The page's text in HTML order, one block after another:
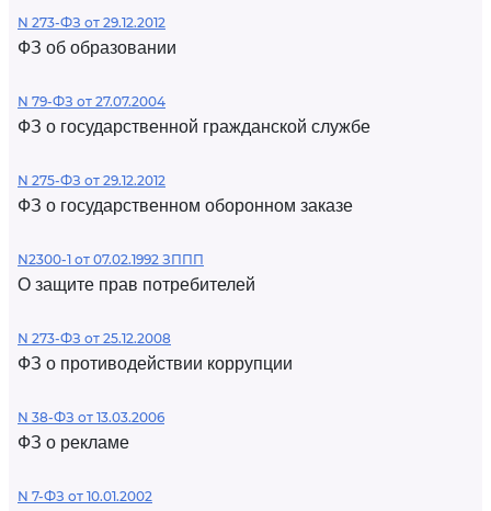
N 273-ФЗ от 29.12.2012
ФЗ об образовании
N 79-ФЗ от 27.07.2004
ФЗ о государственной гражданской службе
N 275-ФЗ от 29.12.2012
ФЗ о государственном оборонном заказе
N2300-1 от 07.02.1992 ЗППП
О защите прав потребителей
N 273-ФЗ от 25.12.2008
ФЗ о противодействии коррупции
N 38-ФЗ от 13.03.2006
ФЗ о рекламе
N 7-ФЗ от 10.01.2002